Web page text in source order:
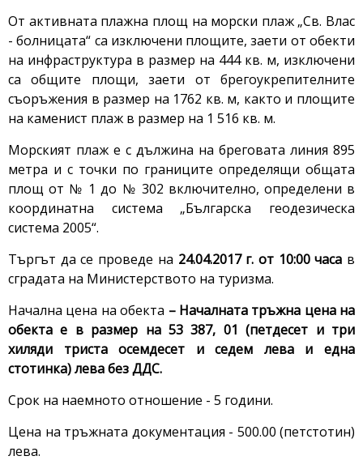
От активната плажна площ на морски плаж „Св. Влас
- болницата“ са изключени площите, заети от обекти
на инфраструктура в размер на 444 кв. м, изключени
са общите площи, заети от брегоукрепителните
съоръжения в размер на 1762 кв. м, както и площите
на каменист плаж в размер на 1 516 кв. м.
Морският плаж е с дължина на бреговата линия 895
метра и с точки по границите определящи общата
площ от № 1 до № 302 включително, определени в
координатна система „Българска геодезическа
система 2005“.
Търгът да се проведе на 24.04.2017 г. от 10:00 часа в
сградата на Министерството на туризма.
Начална цена на обекта – Началната тръжна цена на
обекта е в размер на 53 387, 01 (петдесет и три
хиляди триста осемдесет и седем лева и една
стотинка) лева без ДДС.
Срок на наемното отношение - 5 години.
Цена на тръжната документация - 500.00 (петстотин)
лева.